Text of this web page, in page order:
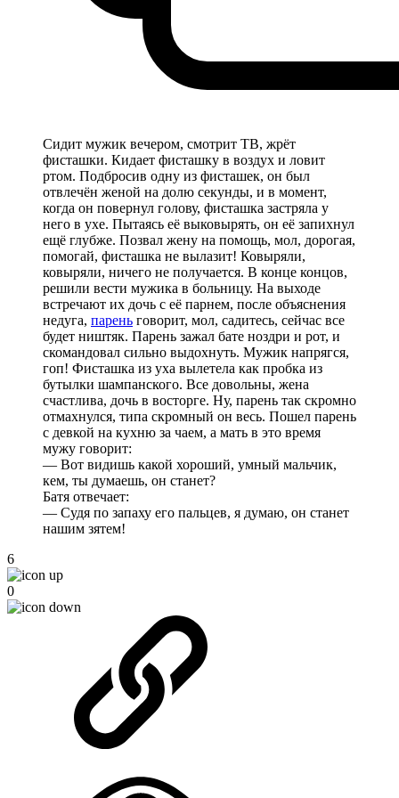
Сидит мужик вечером, смотрит ТВ, жрёт
фисташки. Кидает фисташку в воздух и ловит
ртом. Подбросив одну из фисташек, он был
отвлечён женой на долю секунды, и в момент,
когда он повернул голову, фисташка застряла у
него в ухе. Пытаясь её выковырять, он её запихнул
ещё глубже. Позвал жену на помощь, мол, дорогая,
помогай, фисташка не вылазит! Ковыряли,
ковыряли, ничего не получается. В конце концов,
решили вести мужика в больницу. На выходе
встречают их дочь с её парнем, после объяснения
недуга, парень говорит, мол, садитесь, сейчас все
будет ништяк. Парень зажал бате ноздри и рот, и
скомандовал сильно выдохнуть. Мужик напрягся,
гоп! Фисташка из уха вылетела как пробка из
бутылки шампанского. Все довольны, жена
счастлива, дочь в восторге. Ну, парень так скромно
отмахнулся, типа скромный он весь. Пошел парень
с девкой на кухню за чаем, а мать в это время
мужу говорит:
— Вот видишь какой хороший, умный мальчик,
кем, ты думаешь, он станет?
Батя отвечает:
— Судя по запаху его пальцев, я думаю, он станет
нашим зятем!
6
0